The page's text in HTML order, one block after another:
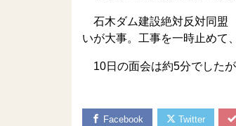
石木ダム建設絶対反対同盟
いが大事。工事を一時止めて
10日の面会は約5分でしたが
Facebook Twitter